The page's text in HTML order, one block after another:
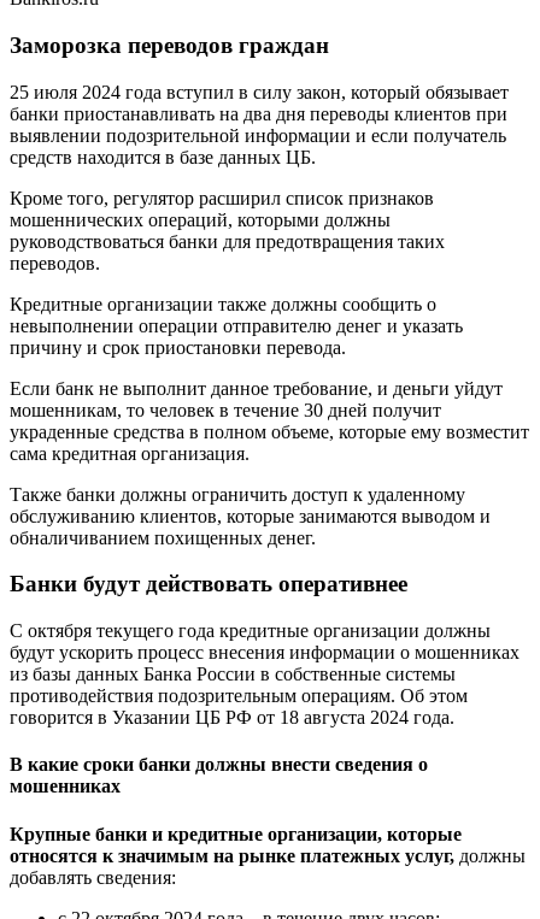
Заморозка переводов граждан
25 июля 2024 года вступил в силу закон, который обязывает
банки приостанавливать на два дня переводы клиентов при
выявлении подозрительной информации и если получатель
средств находится в базе данных ЦБ.
Кроме того, регулятор расширил список признаков
мошеннических операций, которыми должны
руководствоваться банки для предотвращения таких
переводов.
Кредитные организации также должны сообщить о
невыполнении операции отправителю денег и указать
причину и срок приостановки перевода.
Если банк не выполнит данное требование, и деньги уйдут
мошенникам, то человек в течение 30 дней получит
украденные средства в полном объеме, которые ему возместит
сама кредитная организация.
Также банки должны ограничить доступ к удаленному
обслуживанию клиентов, которые занимаются выводом и
обналичиванием похищенных денег.
Банки будут действовать оперативнее
С октября текущего года кредитные организации должны
будут ускорить процесс внесения информации о мошенниках
из базы данных Банка России в собственные системы
противодействия подозрительным операциям. Об этом
говорится в Указании ЦБ РФ от 18 августа 2024 года.
В какие сроки банки должны внести сведения о
мошенниках
Крупные банки и кредитные организации, которые
относятся к значимым на рынке платежных услуг, должны
добавлять сведения: